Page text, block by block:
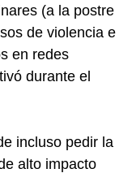
(a la postre
de violencia e
en redes
durante el
incluso pedir la
alto impacto